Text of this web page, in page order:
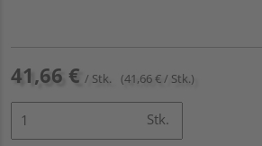
41,66 € / Stk. (41,66 € / Stk.)
Stk.